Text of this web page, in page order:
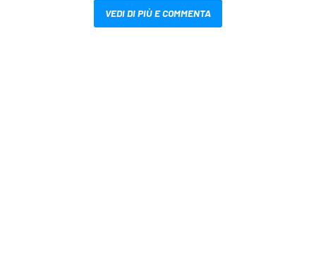
VEDI DI PIÙ E COMMENTA